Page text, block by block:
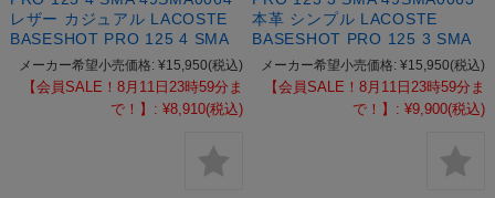
レザー カジュアル LACOSTE
BASESHOT PRO 125 4 SMA
メーカー希望小売価格: ¥15,950(税込)
【会員SALE！8月11日23時59分ま
で！】: ¥8,910(税込)
本革 シンプル LACOSTE
BASESHOT PRO 125 3 SMA
メーカー希望小売価格: ¥15,950(税込)
【会員SALE！8月11日23時59分ま
で！】: ¥9,900(税込)